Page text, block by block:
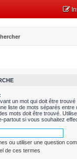
un mot qui doit être
liste de mots séparés entre
mots doit être trouvé.
partout si vous souhaitez
ou utiliser une question
de ces termes